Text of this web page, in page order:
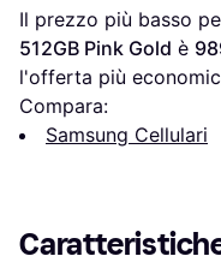
Il prezzo più basso
512GB Pink Gold è
l'offerta più
Compara:
Samsung Cellulari